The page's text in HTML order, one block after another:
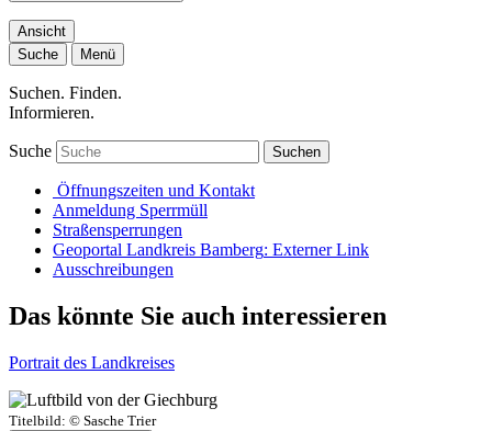
Ansicht
Suche
Menü
Suchen. Finden.
Informieren.
Suche Suchen
Öffnungszeiten und Kontakt
Anmeldung Sperrmüll
Straßensperrungen
Geoportal Landkreis Bamberg: Externer Link
Ausschreibungen
Das könnte Sie auch interessieren
Portrait des Landkreises
Titelbild: © Sasche Trier